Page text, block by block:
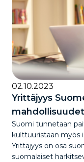
02.10.2023
Yrittäjyys
mahdollisuudet
Suomi tunnetaan
kulttuuristaan myös
Yrittäjyys on osa
suomalaiset